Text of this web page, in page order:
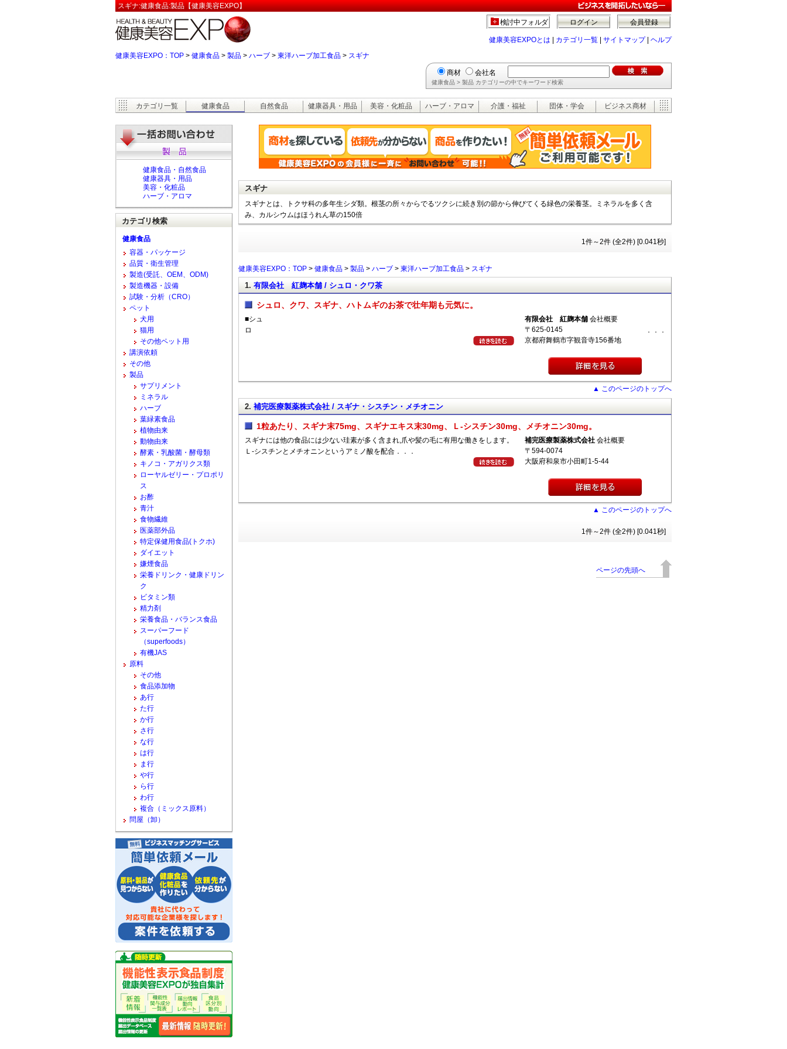
スギナ:健康食品:製品【健康美容EXPO】
会員登録
ログイン
検討中フォルダ
健康美容EXPOとは カテゴリ一覧 サイトマップ| ヘルプ
健康美容EXPO：TOP > 健康食品 > 製品 > ハーブ > 東洋ハーブ加工食品 > スギナ
商材 会社名
健康食品 > 製品 カテゴリーの中でキーワード検索
カテゴリ一覧 健康食品 自然食品 健康器具・用品 美容・化粧品 ハーブ・アロマ 介護・福祉 団体・学会 ビジネス商材
スギナ
スギナとは、トクサ科の多年生シダ類。根茎の所々からでるツクシに続き別の節から伸びてくる緑色の栄養茎。ミネラルを多く含
み、カルシウムはほうれん草の150倍
1件～2件 (全2件) [0.041秒]
健康美容EXPO：TOP > 健康食品 > 製品 > ハーブ > 東洋ハーブ加工食品 > スギナ
1. 有限会社 紅麹本舗 / シュロ・クワ茶
シュロ、クワ、スギナ、ハトムギのお茶で壮年期も元気に。
■シュ
ロ ．．．
有限会社 紅麹本舗 会社概要
〒625-0145
京都府舞鶴市字観音寺156番地
▲ このページのトップへ
2. 補完医療製薬株式会社 / スギナ・シスチン・メチオニン
1粒あたり、スギナ末75mg、スギナエキス末30mg、Ｌ-シスチン30mg、メチオニン30mg。
スギナには他の食品には少ない珪素が多く含まれ,爪や髪の毛に有用な働きをします。
Ｌ-シスチンとメチオニンというアミノ酸を配合．．．
補完医療製薬株式会社 会社概要
〒594-0074
大阪府和泉市小田町1-5-44
▲ このページのトップへ
1件～2件 (全2件) [0.041秒]
ページの先頭へ
健康食品・自然食品
健康器具・用品
美容・化粧品
ハーブ・アロマ
カテゴリ検索
健康食品
容器・パッケージ
品質・衛生管理
製造(受託、OEM、ODM)
製造機器・設備
試験・分析（CRO）
ペット
犬用
猫用
その他ペット用
講演依頼
その他
製品
サプリメント
ミネラル
ハーブ
葉緑素食品
植物由来
動物由来
酵素・乳酸菌・酵母類
キノコ・アガリクス類
ローヤルゼリー・プロポリ
ス
お酢
青汁
食物繊維
医薬部外品
特定保健用食品(トクホ)
ダイエット
嫌煙食品
栄養ドリンク・健康ドリン
ク
ビタミン類
精力剤
栄養食品・バランス食品
スーパーフード
（superfoods）
有機JAS
原料
その他
食品添加物
あ行
た行
か行
さ行
な行
は行
ま行
や行
ら行
わ行
複合（ミックス原料）
問屋（卸）